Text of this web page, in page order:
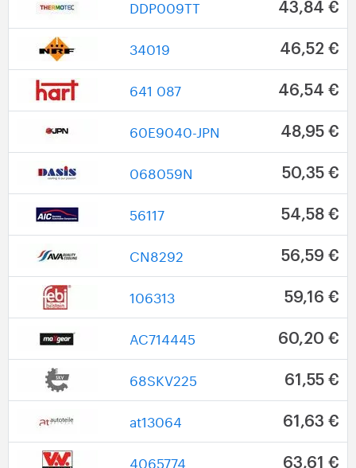
DDP009TT 43,84 €
34019 46,52 €
641 087 46,54 €
60E9040-JPN 48,95 €
068059N 50,35 €
56117 54,58 €
CN8292 56,59 €
106313 59,16 €
AC714445 60,20 €
68SKV225 61,55 €
at13064 61,63 €
4065774 63,61 €